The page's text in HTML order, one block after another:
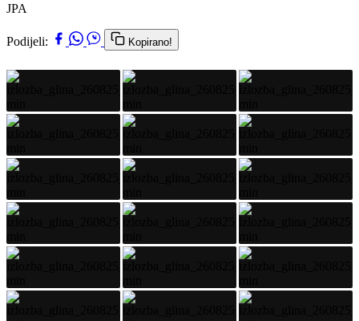
JPA
Podijeli: Kopirano!